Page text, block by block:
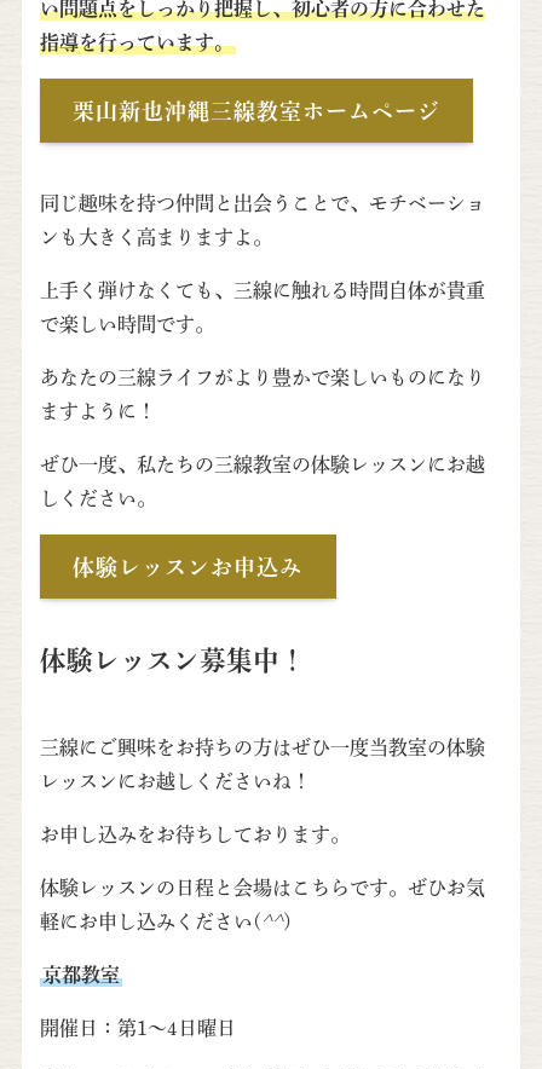
い問題点をしっかり把握し、初心者の方に合わせた
指導を行っています。
栗山新也沖縄三線教室ホームページ
同じ趣味を持つ仲間と出会うことで、モチベーショ
ンも大きく高まりますよ。
上手く弾けなくても、三線に触れる時間自体が貴重
で楽しい時間です。
あなたの三線ライフがより豊かで楽しいものになり
ますように！
ぜひ一度、私たちの三線教室の体験レッスンにお越
しください。
体験レッスンお申込み
体験レッスン募集中！
三線にご興味をお持ちの方はぜひ一度当教室の体験
レッスンにお越しくださいね！
お申し込みをお待ちしております。
体験レッスンの日程と会場はこちらです。ぜひお気
軽にお申し込みください( ^^)
京都教室
開催日：第1～4日曜日